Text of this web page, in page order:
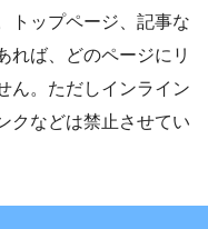
トップページ、記事な
れば、どのページにリ
ん。ただしインライン
クなどは禁止させてい